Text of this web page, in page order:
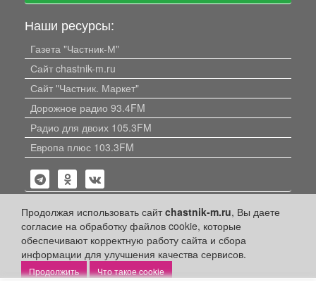
Продолжая использовать сайтchastnik-m.ru, Вы даете
согласие на обработку файлов cookie, которые
обеспечивают корректную работу сайта и сбора
информации для улучшения качества сервисов.
Что такое cookie
Наши ресурсы:
Газета "Частник-М"
Сайт chastnik-m.ru
Сайт "Частник. Маркет"
Дорожное радио 93.4FM
Радио для двоих 105.3FM
Европа плюс 103.3FM
Политика конфиденциальности
Публикации с пометкой «Реклама», «На правах рекламы»,
«Партнёрский проект» оплачены рекламодателем.